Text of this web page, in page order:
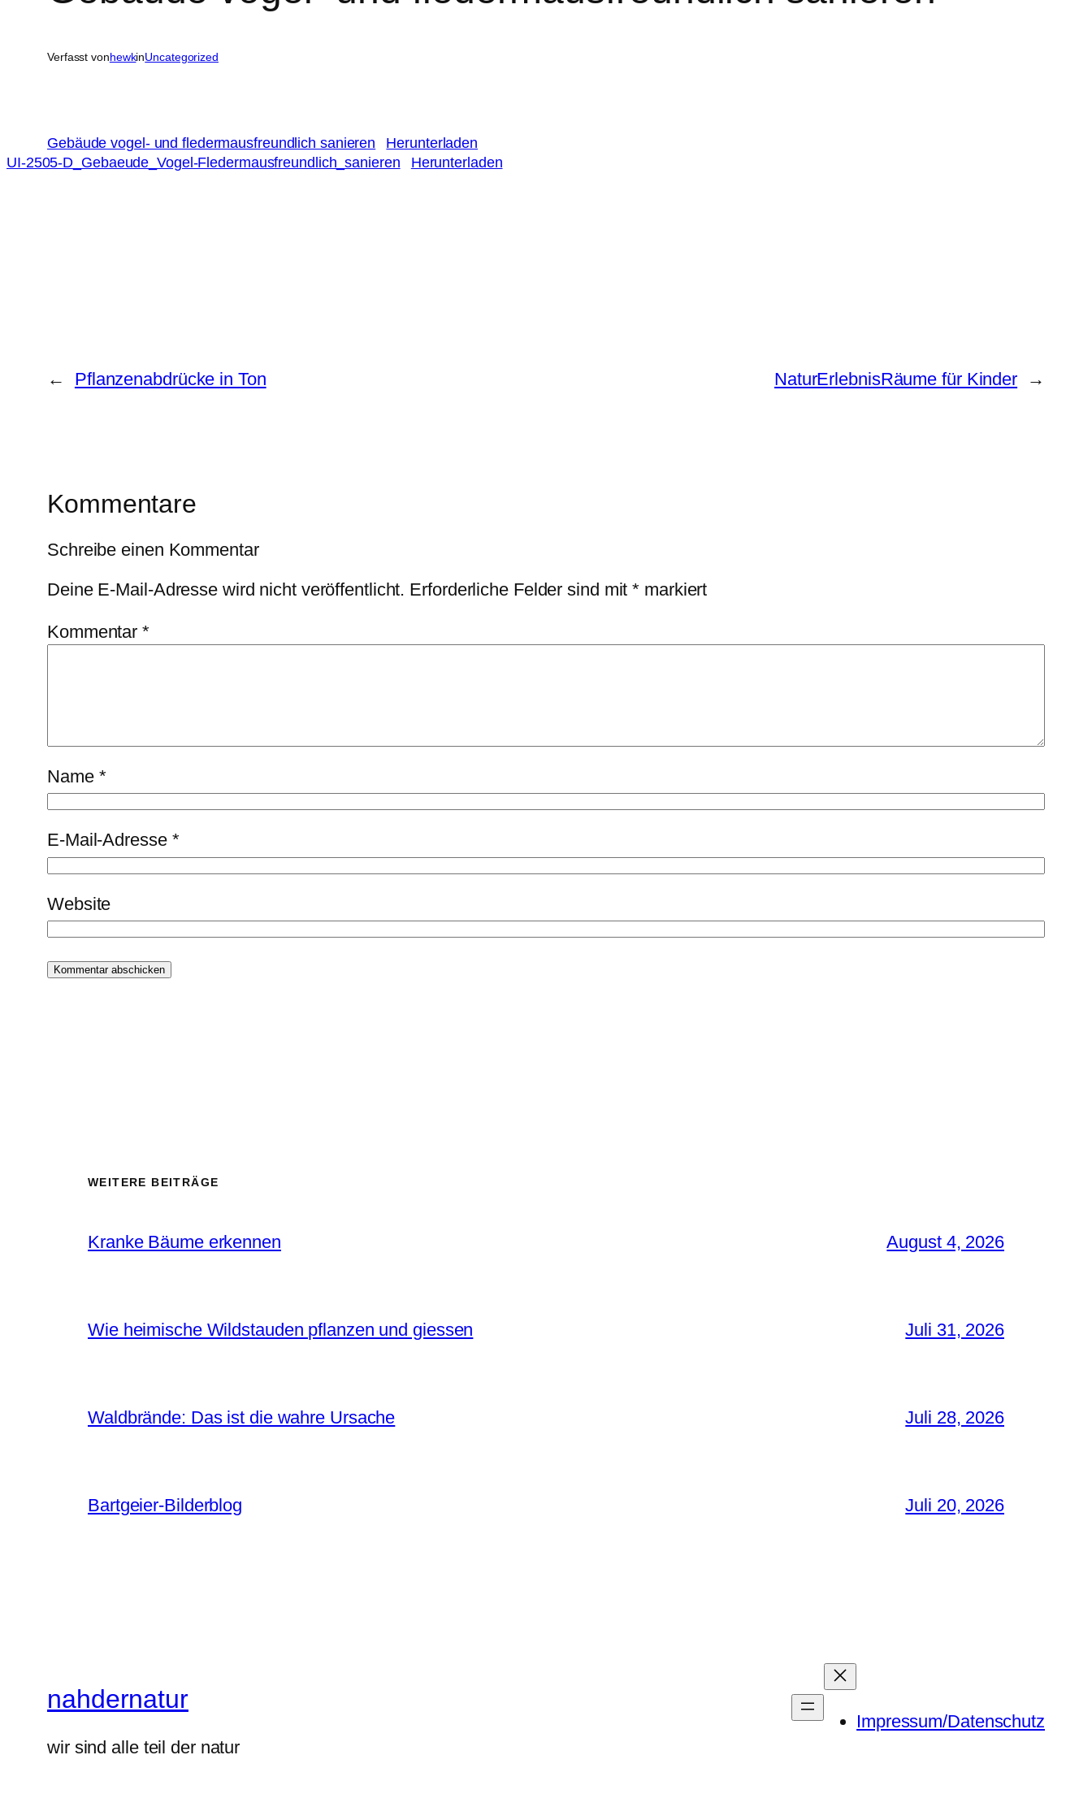
Verfasst vonhewkinUncategorized
Gebäude vogel- und fledermausfreundlich sanieren
Herunterladen
UI-2505-D_Gebaeude_Vogel-Fledermausfreundlich_sanieren
Herunterladen
← Pflanzenabdrücke in Ton NaturErlebnisRäume für Kinder →
Kommentare
Schreibe einen Kommentar
Deine E-Mail-Adresse wird nicht veröffentlicht. Erforderliche Felder sind mit* markiert
Kommentar*
Name *
E-Mail-Adresse *
Website
WEITERE BEITRÄGE
Kranke Bäume erkennen August 4, 2026
Wie heimische Wildstauden pflanzen und giessen Juli 31, 2026
Waldbrände: Das ist die wahre Ursache Juli 28, 2026
Bartgeier-Bilderblog Juli 20, 2026
nahdernatur
wir sind alle teil der natur
Impressum/Datenschutz